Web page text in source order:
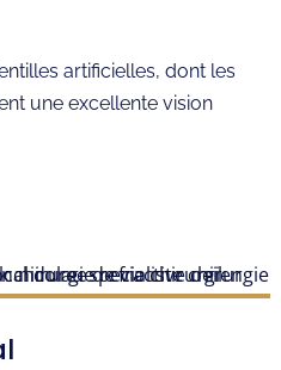
artificielles, dont les
une excellente vision